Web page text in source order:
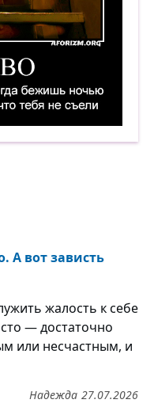
А вот зависть
жалость к себе
— достаточно
или несчастным, и
27.07.2026
Надежда